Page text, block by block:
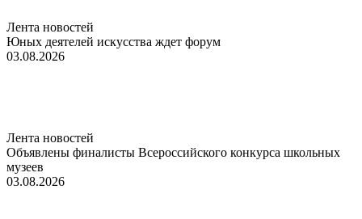
Лента новостей
Юных деятелей искусства ждет форум
03.08.2026
Лента новостей
Объявлены финалисты Всероссийского конкурса школьных
музеев
03.08.2026